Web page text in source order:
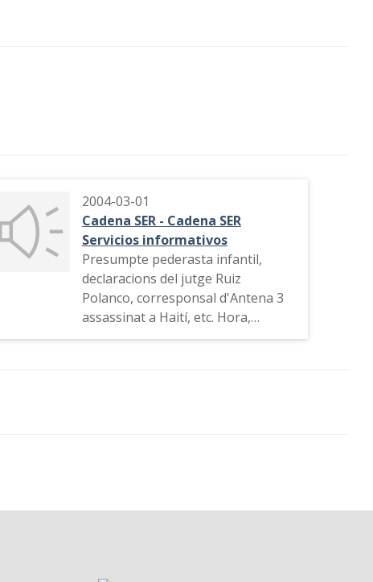
2004-03-01
Cadena SER - Cadena SER
Servicios informativos
Presumpte pederasta infantil,
declaracions del jutge Ruiz
Polanco, corresponsal d'Antena 3
assassinat a Haití, etc. Hora,
publicitat, el jugador Roberto